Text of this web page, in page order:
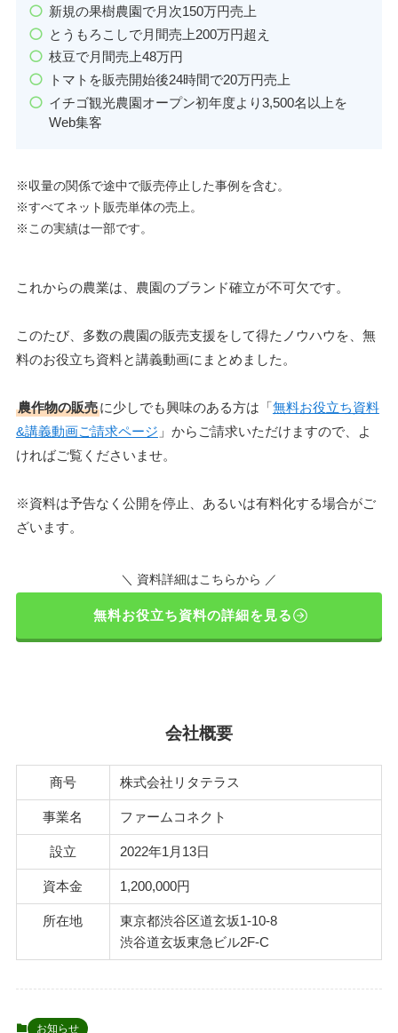
新規の果樹農園で月次150万円売上
とうもろこしで月間売上200万円超え
枝豆で月間売上48万円
トマトを販売開始後24時間で20万円売上
イチゴ観光農園オープン初年度より3,500名以上を
Web集客
※収量の関係で途中で販売停止した事例を含む。
※すべてネット販売単体の売上。
※この実績は一部です。
これからの農業は、農園のブランド確立が不可欠です。
このたび、多数の農園の販売支援をして得たノウハウを、無
料のお役立ち資料と講義動画にまとめました。
農作物の販売に少しでも興味のある方は「無料お役立ち資料
&講義動画ご請求ページ 」からご請求いただけますので、よ
ければご覧くださいませ。
※資料は予告なく公開を停止、あるいは有料化する場合がご
ざいます。
＼ 資料詳細はこちらから ／
無料お役立ち資料の詳細を見る
会社概要
商号 株式会社リタテラス
事業名 ファームコネクト
設立 2022年1月13日
資本金 1,200,000円
所在地
東京都渋谷区道玄坂1-10-8
渋谷道玄坂東急ビル2F-C
お知らせ